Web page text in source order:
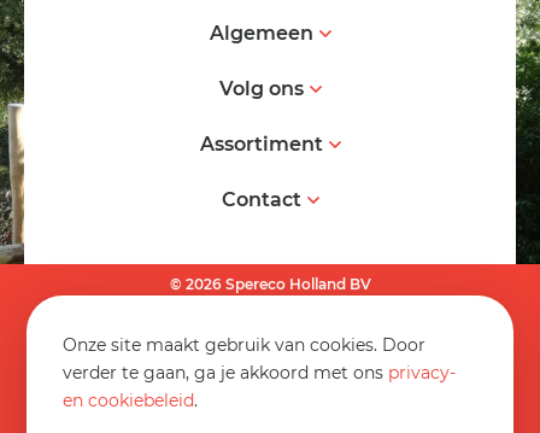
Onze site maakt gebruik van cookies. Door
verder te gaan, ga je akkoord met ons privacy-
en cookiebeleid.
Algemeen
Volg ons
Assortiment
Contact
© 2026 Spereco Holland BV
Informatieblad